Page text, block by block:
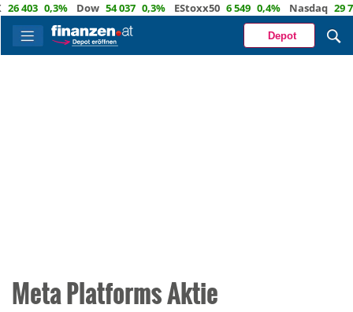
0,3% Dow 54 037 0,3% EStoxx50 6 549 0,4% Nasdaq 29 722
Depot
Meta Platforms Aktie